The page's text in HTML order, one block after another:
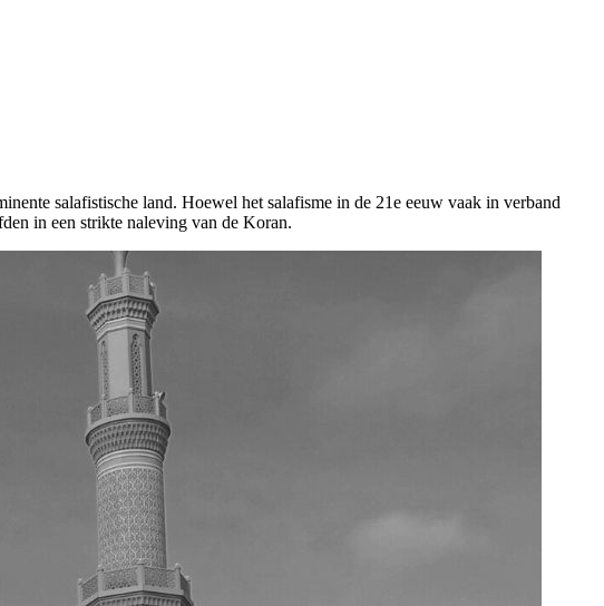
salafistische land. Hoewel het salafisme in de 21e eeuw vaak in verband
in een strikte naleving van de Koran.